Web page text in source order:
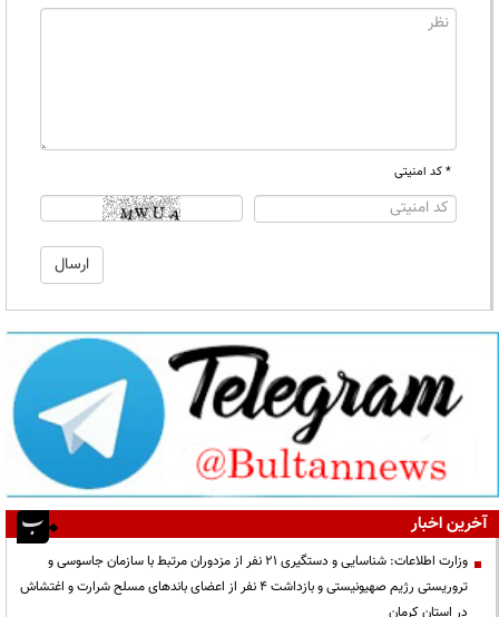
* کد امنیتی
آخرین اخبار
وزارت اطلاعات: شناسایی و دستگیری ۲۱ نفر از مزدوران مرتبط با سازمان جاسوسی و
تروریستی رژیم صهیونیستی و بازداشت ۴ نفر از اعضای باندهای مسلح شرارت و اغتشاش
در استان کرمان